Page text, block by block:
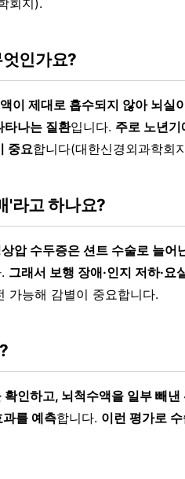
회지).
인가요?
이 제대로 흡수되지 않아 뇌실
타나는 질환입니다. 주로 노년
중요합니다(대한신경외과학회
'라고 하나요?
압 수두증은 션트 수술로 늘어
그래서 보행 장애·인지 저하·
가능해 감별이 중요합니다.
인하고, 뇌척수액을 일부 빼
를 예측합니다. 이런 평가로